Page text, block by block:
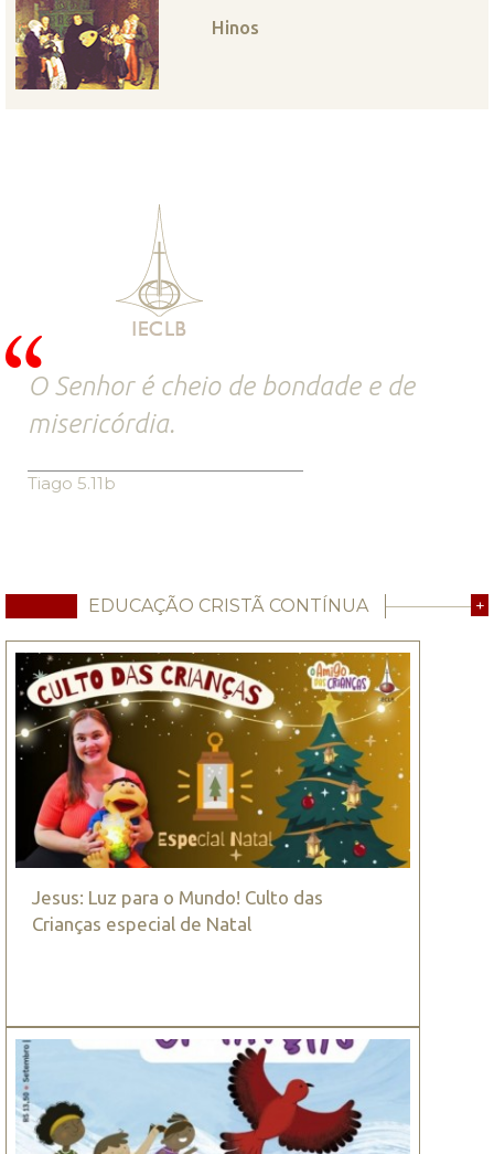
Hinos
O Senhor é cheio de bondade e de
misericórdia.
Tiago 5.11b
EDUCAÇÃO CRISTÃ CONTÍNUA +
Jesus: Luz para o Mundo! Culto das
Crianças especial de Natal